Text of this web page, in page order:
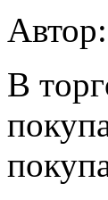
Автор:
В